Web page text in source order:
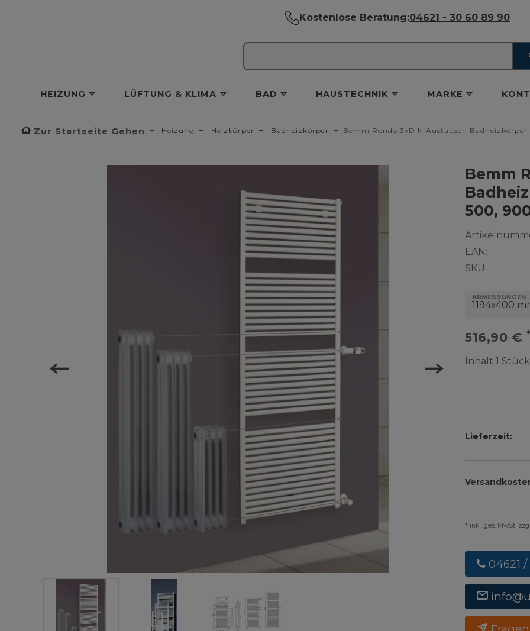
Kostenlose Beratung:04621 - 30 60 89 90
HEIZUNG LÜFTUNG & KLIMA BAD HAUSTECHNIK MARKE
Zur Startseite Gehen Heizung Heizkörper Badheizkörper Bemm Rondo 3xDIN Austausch
Bemm
500,
EAN:
SKU:
ABMESSUNGEN
516,90 € *
Inhalt 1 Stück
Lieferzeit:
* inkl. ges. MwSt.
04621